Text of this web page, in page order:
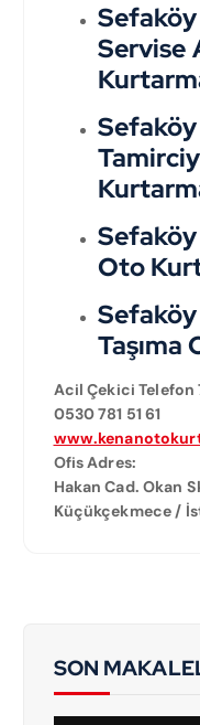
Servise
Sefaköy
Oto
Taşıma
Acil Çekici Telefon
0530 781 51 61
Ofis Adres:
Hakan Cad. Okan
Küçükçekmece /
SON